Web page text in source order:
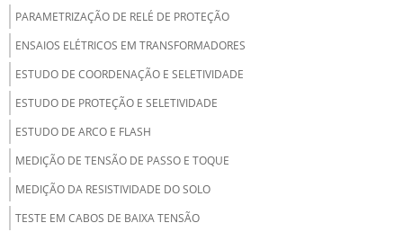
PARAMETRIZAÇÃO DE RELÉ DE PROTEÇÃO
ENSAIOS ELÉTRICOS EM TRANSFORMADORES
ESTUDO DE COORDENAÇÃO E SELETIVIDADE
ESTUDO DE PROTEÇÃO E SELETIVIDADE
ESTUDO DE ARCO E FLASH
MEDIÇÃO DE TENSÃO DE PASSO E TOQUE
MEDIÇÃO DA RESISTIVIDADE DO SOLO
TESTE EM CABOS DE BAIXA TENSÃO